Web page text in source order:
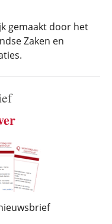
gemaakt door het
Zaken en